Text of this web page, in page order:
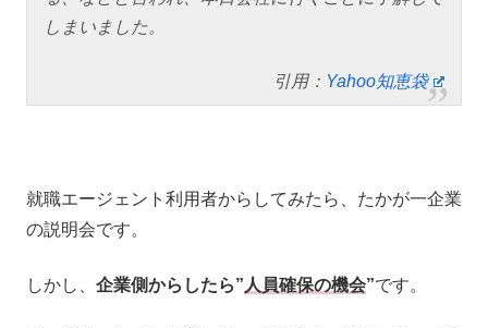
しまいました。
引用： Yahoo知恵袋
就職エージェント利用者からしてみたら、たかが一企業
の説明会です。
しかし、 企業側からしたら” 人員確保の機会”です。